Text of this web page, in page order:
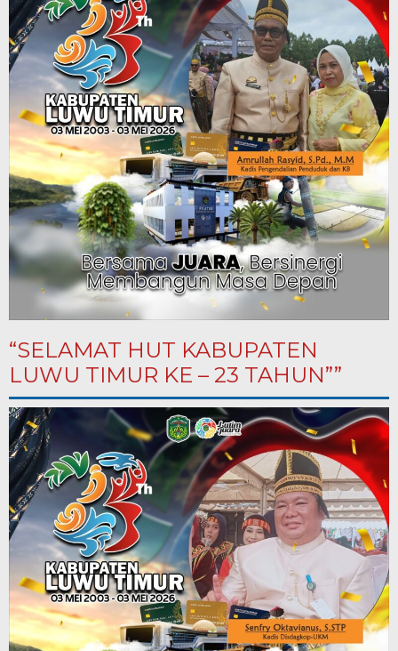
“SELAMAT HUT KABUPATEN
LUWU TIMUR KE – 23 TAHUN””